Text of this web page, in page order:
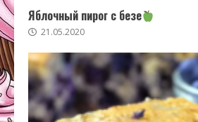
Яблочный пирог с безе
21.05.2020